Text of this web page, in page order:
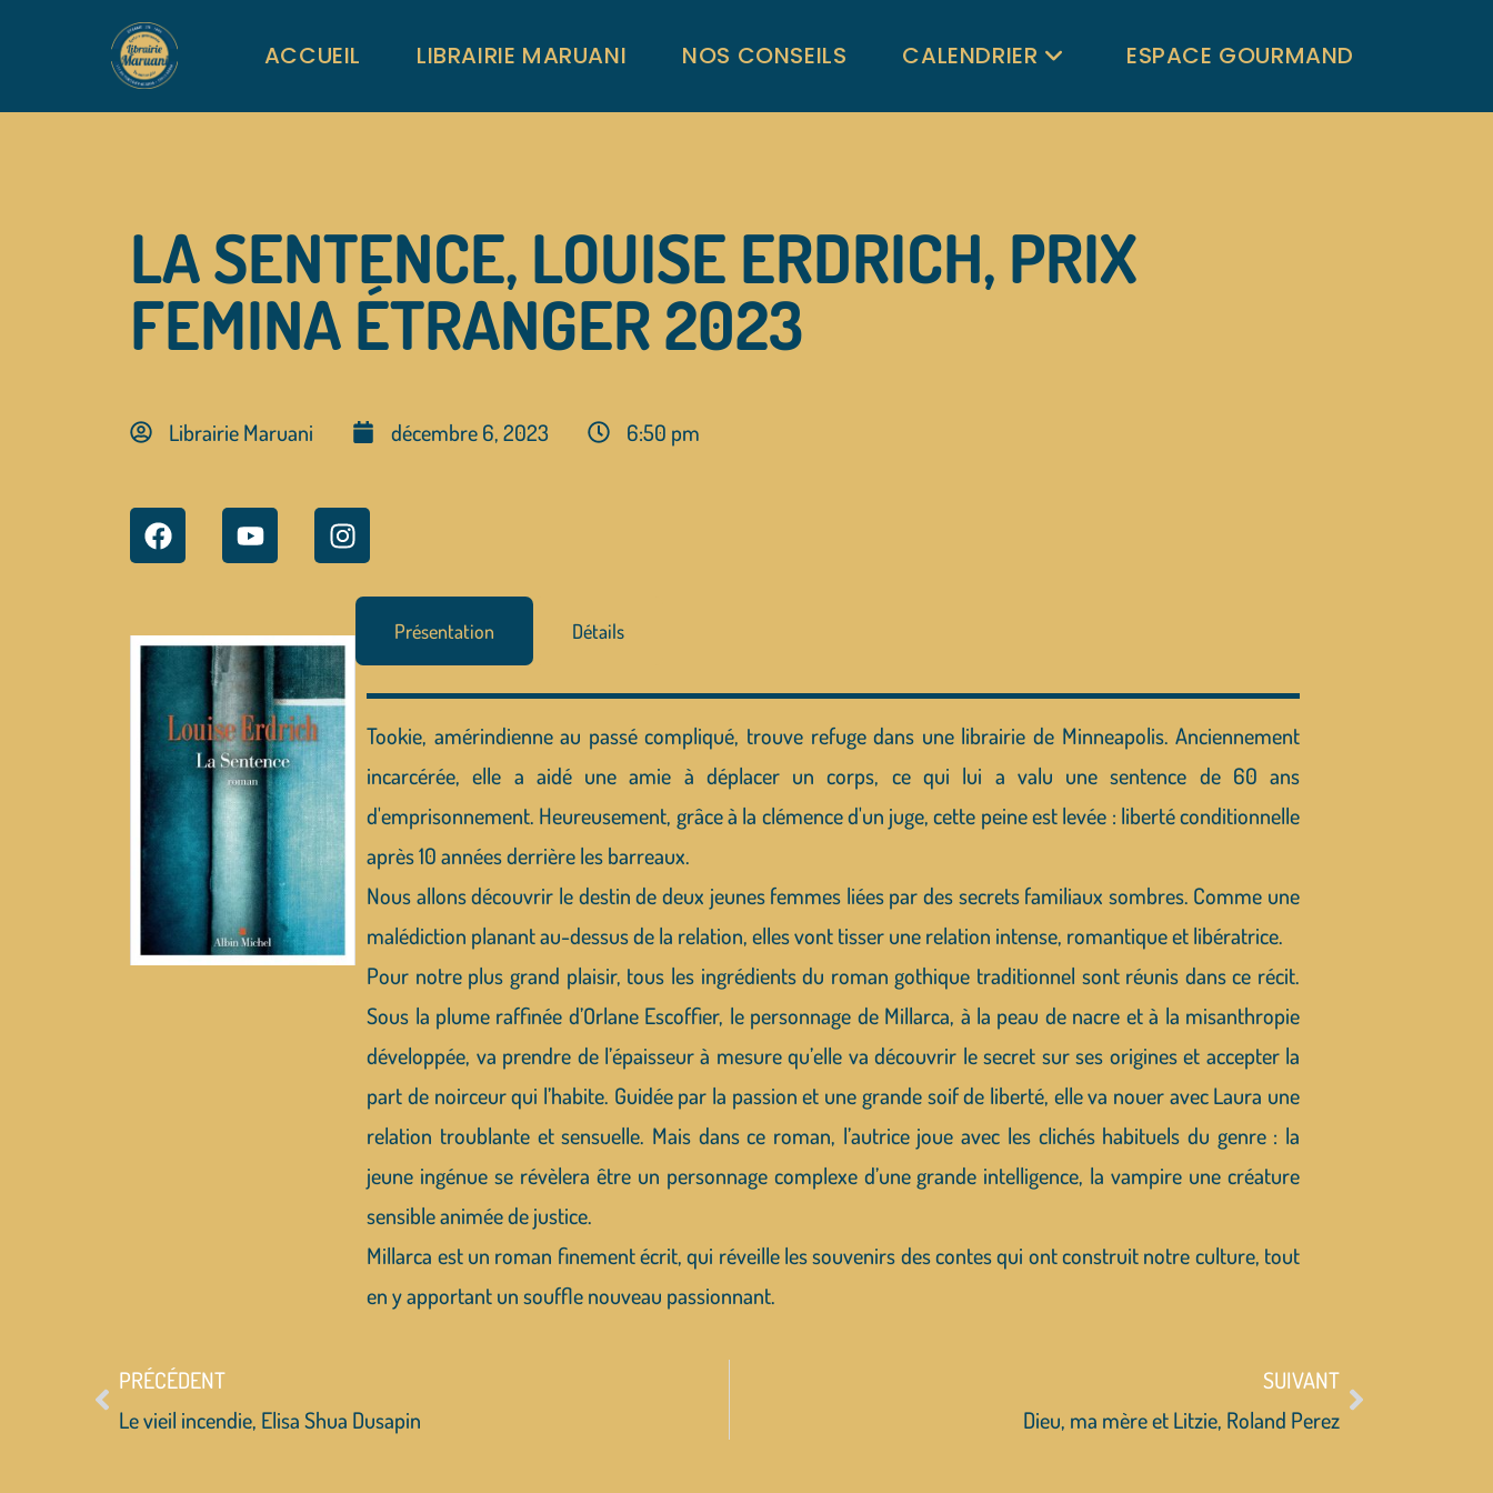
ACCUEIL LIBRAIRIE MARUANI NOS CONSEILS CALENDRIER ESPACE GOURMAND
LA SENTENCE, LOUISE ERDRICH, PRIX
FEMINA ÉTRANGER 2023
Librairie Maruani décembre 6, 2023 6:50 pm
Présentation Détails
Tookie, amérindienne au passé compliqué, trouve refuge dans une librairie de Minneapolis. Anciennement
incarcérée, elle a aidé une amie à déplacer un corps, ce qui lui a valu une sentence de 60 ans
d'emprisonnement. Heureusement, grâce à la clémence d'un juge, cette peine est levée : liberté conditionnelle
après 10 années derrière les barreaux.
Nous allons découvrir le destin de deux jeunes femmes liées par des secrets familiaux sombres. Comme une
malédiction planant au-dessus de la relation, elles vont tisser une relation intense, romantique et libératrice.
Pour notre plus grand plaisir, tous les ingrédients du roman gothique traditionnel sont réunis dans ce récit.
Sous la plume raffinée d’Orlane Escoffier, le personnage de Millarca, à la peau de nacre et à la misanthropie
développée, va prendre de l’épaisseur à mesure qu’elle va découvrir le secret sur ses origines et accepter la
part de noirceur qui l’habite. Guidée par la passion et une grande soif de liberté, elle va nouer avec Laura une
relation troublante et sensuelle. Mais dans ce roman, l’autrice joue avec les clichés habituels du genre : la
jeune ingénue se révèlera être un personnage complexe d’une grande intelligence, la vampire une créature
sensible animée de justice.
Millarca est un roman finement écrit, qui réveille les souvenirs des contes qui ont construit notre culture, tout
en y apportant un souffle nouveau passionnant.
PRÉCÉDENT
Le vieil incendie, Elisa Shua Dusapin
SUIVANT
Dieu, ma mère et Litzie, Roland Perez